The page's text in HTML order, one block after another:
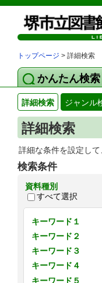
トップページ > 詳細検索
かんたん検索
詳細検索 ジャンル
詳細検索
詳細な条件を設定して
検索条件
資料種別
すべて選択
キーワード１
キーワード２
キーワード３
キーワード４
キーワード５